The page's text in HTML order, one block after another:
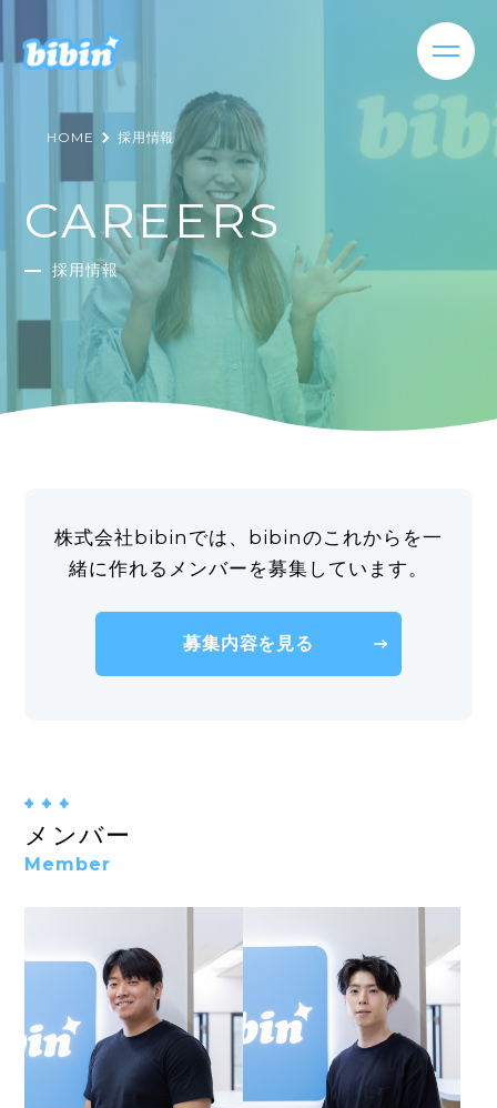
サービス
サービストップ
bibin seeding
bibin casting
bibint
bibinews
お知らせ
会社情報
採用情報
お問い合わせ
한국어
HOME 採用情報
CAREERS
採用情報
株式会社bibinでは、bibinのこれからを一
緒に作れるメンバーを募集しています。
募集内容を見る
メンバー
Member